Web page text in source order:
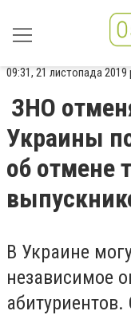
09:31, 21 листопада 2019
ЗНО
Украины
об отмене
В Украине
независимое